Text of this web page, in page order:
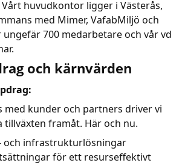
huvudkontor ligger i Västerås,
med Mimer, VafabMiljö och
ungefär 700 medarbetare och vår vd
och kärnvärden
med kunder och partners driver vi
tillväxten framåt. Här och nu.
och infrastrukturlösningar
för ett resurseffektivt